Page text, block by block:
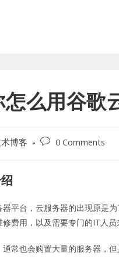
么用谷歌
博客 0 Comments
平台，云服务器的出现原是
费用，以及需要专门的IT人员
常也会购置大量的服务器，